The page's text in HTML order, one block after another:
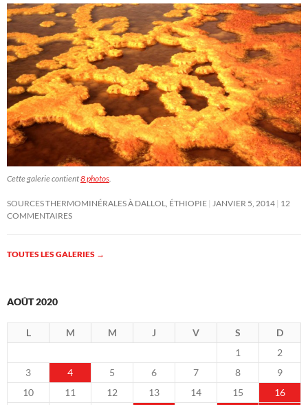
Cette galerie contient8 photos
SOURCES THERMOMINÉRALES À DALLOL, ÉTHIOPIE JANVIER 5, 2014 12
COMMENTAIRES
TOUTES LES GALERIES →
AOÛT 2020
L M M J V S
D
1
2
3
4 5 6 7 8
9
10
11 12 13 14 15
16